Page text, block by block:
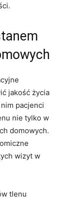
jakość ⁤życia
pacjenci
nie ‌tylko w
domowych.
wizyt w
tlenu